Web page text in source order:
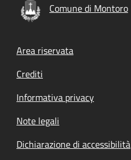
Comune di Montoro
Footer menu
Area riservata
Crediti
Informativa privacy
Note legali
Dichiarazione di accessibilità